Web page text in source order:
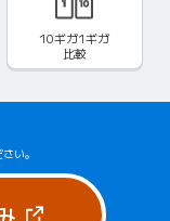
10ギガ1ギガ
比較
い。
（新しいタブ